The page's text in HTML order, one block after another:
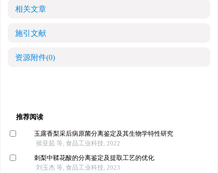
相关文章
施引文献
资源附件(0)